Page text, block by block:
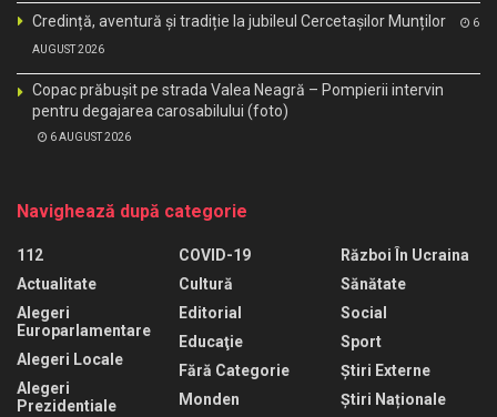
Credință, aventură și tradiție la jubileul Cercetașilor Munților 6
AUGUST 2026
Copac prăbușit pe strada Valea Neagră – Pompierii intervin
pentru degajarea carosabilului (foto)
6 AUGUST 2026
Navighează după categorie
112
Actualitate
Alegeri
Europarlamentare
Alegeri Locale
Alegeri
Prezidentiale
COVID-19
Cultură
Editorial
Educaţie
Fără Categorie
Monden
Război În Ucraina
Sănătate
Social
Sport
Știri Externe
Știri Naționale